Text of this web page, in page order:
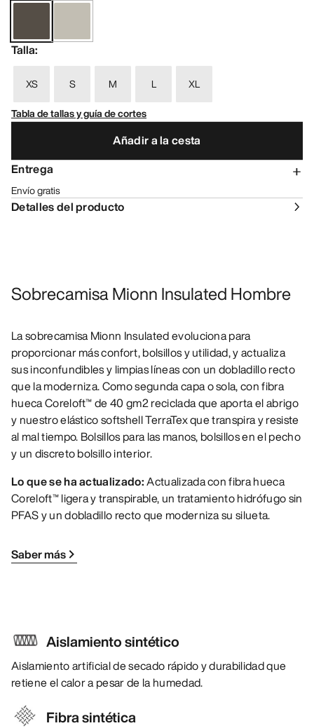
Talla:
XS S M L
XL
Tabla de tallas y guía de cortes
Añadir a la cesta
Entrega
Envío gratis
Detalles del producto
Sobrecamisa Mionn Insulated Hombre
La sobrecamisa Mionn Insulated evoluciona para
proporcionar más confort, bolsillos y utilidad, y actualiza
sus inconfundibles y limpias líneas con un dobladillo recto
que la moderniza. Como segunda capa o sola, con fibra
hueca Coreloft™ de 40 gm2 reciclada que aporta el abrigo
y nuestro elástico softshell TerraTex que transpira y resiste
al mal tiempo. Bolsillos para las manos, bolsillos en el pecho
y un discreto bolsillo interior.
Lo que se ha actualizado:Actualizada con fibra hueca
Coreloft™ ligera y transpirable, un tratamiento hidrófugo sin
PFAS y un dobladillo recto que moderniza su silueta.
Saber más
Aislamiento sintético
Aislamiento artificial de secado rápido y durabilidad que
retiene el calor a pesar de la humedad.
Fibra sintética